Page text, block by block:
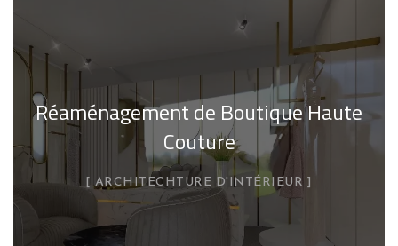
Réaménagement de Boutique Haute
Couture
ARCHITECHTURE D'INTÉRIEUR